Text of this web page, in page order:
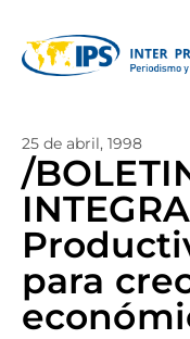
25 de abril, 1998
/
para